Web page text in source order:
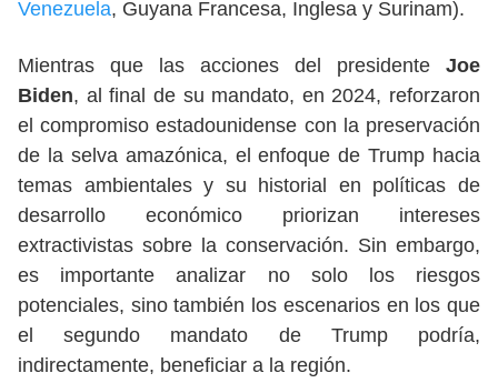
Venezuela, Guyana Francesa, Inglesa y Surinam).
Mientras que las acciones del presidente Joe
Biden, al final de su mandato, en 2024, reforzaron
el compromiso estadounidense con la preservación
de la selva amazónica, el enfoque de Trump hacia
temas ambientales y su historial en políticas de
desarrollo económico priorizan intereses
extractivistas sobre la conservación. Sin embargo,
es importante analizar no solo los riesgos
potenciales, sino también los escenarios en los que
el segundo mandato de Trump podría,
indirectamente, beneficiar a la región.